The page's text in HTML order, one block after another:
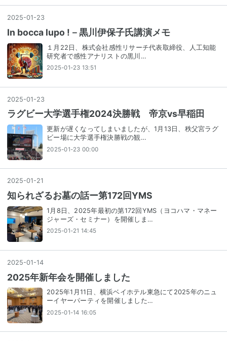
2025-01 -23
In bocca lupo !－黒川伊保子氏講演メモ
１月22日、株式会社感性リサーチ代表取締役、人工知能
研究者で感性アナリストの黒川…
2025-01-23 13:51
2025-01-23
ラグビー大学選手権2024決勝戦 帝京vs早稲田
更新が遅くなってしまいましたが、1月13日、秩父宮ラグ
ビー場に大学選手権決勝戦の観…
2025-01-23 00:00
2025-01 -21
知られざるお墓の話ー第172回YMS
1月8日、2025年最初の第172回YMS（ヨコハマ・マネー
ジャーズ・セミナー）を開催しま…
2025-01-21 14:45
2025-01 -14
2025年新年会を開催しました
2025年1月11日、横浜ベイホテル東急にて2025年のニュ
ーイヤーパーティを開催しました…
2025-01-14 16:05